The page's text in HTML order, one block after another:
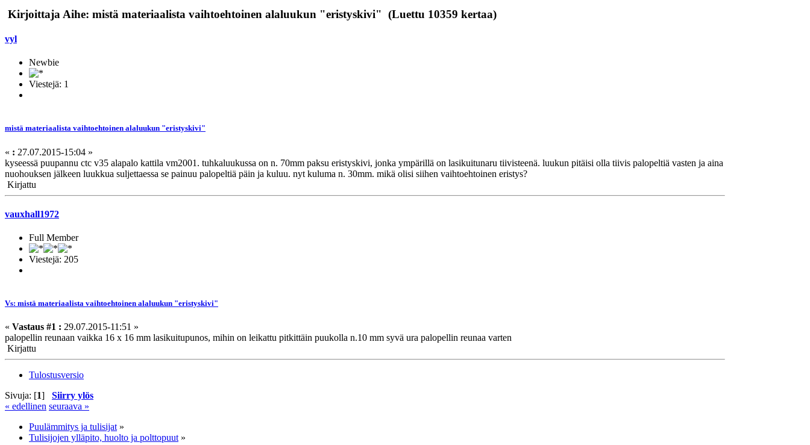
Kirjoittaja Aihe: mistä materiaalista vaihtoehtoinen alaluukun "eristyskivi" (Luettu 10359 kertaa)
vyl
Newbie
Viestejä: 1
mistä materiaalista vaihtoehtoinen alaluukun "eristyskivi"
« : 27.07.2015-15:04 »
kyseessä puupannu ctc v35 alapalo kattila vm2001. tuhkaluukussa on n. 70mm paksu eristyskivi, jonka ympärillä on lasikuitunaru tiivisteenä. luukun pitäisi olla tiivis palopeltiä vasten ja aina
nuohouksen jälkeen luukkua suljettaessa se painuu palopeltiä päin ja kuluu. nyt kuluma n. 30mm. mikä olisi siihen vaihtoehtoinen eristys?
Kirjattu
vauxhall1972
Full Member
Viestejä: 205
Vs: mistä materiaalista vaihtoehtoinen alaluukun "eristyskivi"
« Vastaus #1 : 29.07.2015-11:51 »
palopellin reunaan vaikka 16 x 16 mm lasikuitupunos, mihin on leikattu pitkittäin puukolla n.10 mm syvä ura palopellin reunaa varten
Kirjattu
Tulostusversio
Sivuja: [1] Siirry ylös
« edellinen seuraava »
Puulämmitys ja tulisijat»
Tulisijojen ylläpito, huolto ja polttopuut»